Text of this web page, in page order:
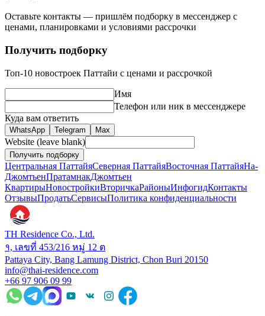
Оставьте контакты — пришлём подборку в мессенджер с
ценами, планировками и условиями рассрочки
Получить подборку
Топ-10 новостроек Паттайи с ценами и рассрочкой
Имя
Телефон или ник в мессенджере
Куда вам ответить
WhatsApp Telegram Max
Website (leave blank)
Получить подборку
Центральная ПаттайяСеверная ПаттайяВосточная ПаттайяНа-
ДжомтьенПратамнакДжомтьен
КвартирыНовостройкиВторичкаРайоныИнфогидКонтакты
ОтзывыПродатьСервисыПолитика конфиденциальности
TH Residence Co., Ltd.
१, เลขที่ 453/216 หมู่ 12 ต
Pattaya City, Bang Lamung District, Chon Buri 20150
info@thai-residence.com
+66 97 906 09 99